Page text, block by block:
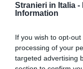
Stranieri in Italia -
Information
If you wish to opt-
processing of your
targeted advertising